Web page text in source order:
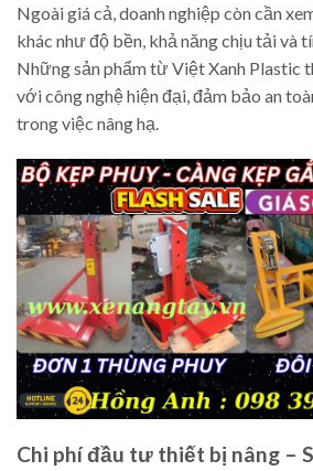
Ngoài giá cả, doanh nghiệp còn cần
khác như độ bền, khả năng chịu tải và
Những sản phẩm từ Việt Xanh Plastic
với công nghệ hiện đại, đảm bảo an
trong việc nâng hạ.
Chi phí đầu tư thiết bị nâng –